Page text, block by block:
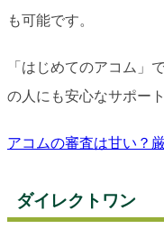
も可能です。
「はじめてのアコム」
の人にも安心なサポー
アコムの審査は甘い？
ダイレクトワン